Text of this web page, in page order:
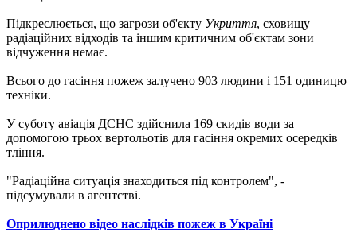
Підкреслюється, що загрози об'єкту Укриття, сховищу
радіаційних відходів та іншим критичним об'єктам зони
відчуження немає.
Всього до гасіння пожеж залучено 903 людини і 151 одиницю
техніки.
У суботу авіація ДСНС здійснила 169 скидів води за
допомогою трьох вертольотів для гасіння окремих осередків
тління.
"Радіаційна ситуація знаходиться під контролем", -
підсумували в агентстві.
Оприлюднено відео наслідків пожеж в Україні